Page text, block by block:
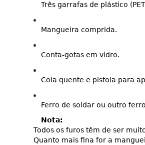
Três garrafas de plástico
Mangueira comprida.
Conta-gotas em vidro.
Cola quente e pistola para
Ferro de soldar ou outro
Nota:
Todos os furos têm de ser
Quanto mais fina for a